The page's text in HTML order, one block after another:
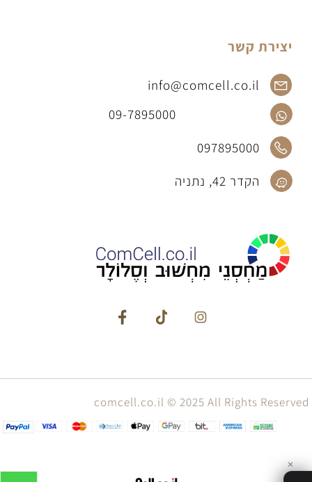
יצירת קשר
info@comcell.co.il
09-7895000
097895000
הקדר 42, נתניה
comcell.co.il © 2025 All Rights Reserved
✕